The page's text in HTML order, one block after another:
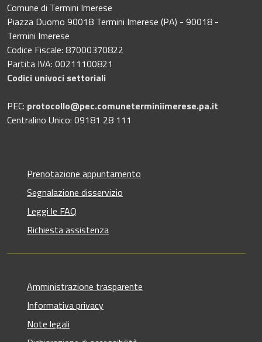
Comune di Termini Imerese
Piazza Duomo 90018 Termini Imerese (PA) - 90018 -
Termini Imerese
Codice Fiscale: 87000370822
Partita IVA: 00211100821
Codici univoci settoriali
PEC: protocollo@pec.comuneterminiimerese.pa.it
Centralino Unico: 09181 28 111
Prenotazione appuntamento
Segnalazione disservizio
Leggi le FAQ
Richiesta assistenza
Amministrazione trasparente
Informativa privacy
Note legali